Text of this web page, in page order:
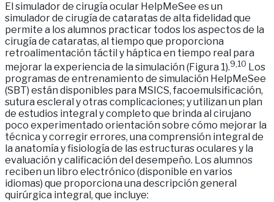
El simulador de cirugía ocular HelpMeSee es un
simulador de cirugía de cataratas de alta fidelidad que
permite a los alumnos practicar todos los aspectos de la
cirugía de cataratas, al tiempo que proporciona
retroalimentación táctil y háptica en tiempo real para
mejorar la experiencia de la simulación (Figura 1).9,10 Los
programas de entrenamiento de simulación HelpMeSee
(SBT) están disponibles para MSICS, facoemulsificación,
sutura escleral y otras complicaciones; y utilizan un plan
de estudios integral y completo que brinda al cirujano
poco experimentado orientación sobre cómo mejorar la
técnica y corregir errores, una comprensión integral de
la anatomía y fisiología de las estructuras oculares y la
evaluación y calificación del desempeño. Los alumnos
reciben un libro electrónico (disponible en varios
idiomas) que proporciona una descripción general
quirúrgica integral, que incluye: